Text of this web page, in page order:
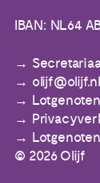
IBAN: NL64
olijf@olijf.nl
© 2026 Olijf